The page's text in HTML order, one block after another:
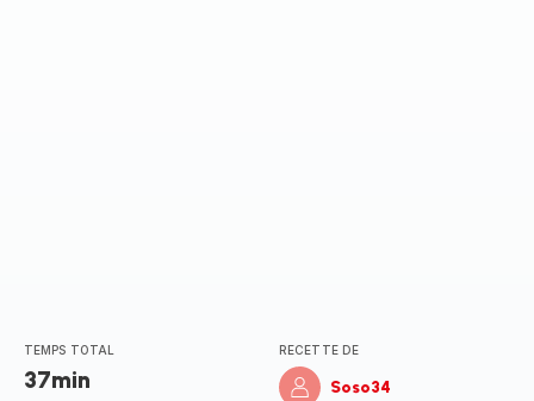
TEMPS TOTAL
37min
RECETTE DE
Soso34